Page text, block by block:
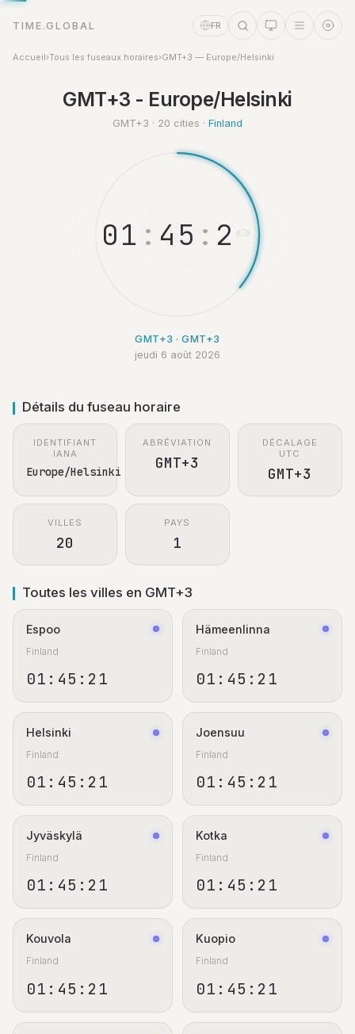
TIME.GLOBAL FR
Accueil›Tous les fuseaux horaires›GMT+3 — Europe/Helsinki
GMT+3 - Europe/Helsinki
GMT+3 · 20 cities · Finland
01 : 45 : 2
GMT+3 · GMT+3
jeudi 6 août 2026
Détails du fuseau horaire
IDENTIFIANT
IANA
Europe/Helsinki
ABRÉVIATION
GMT+3
DÉCALAGE
UTC
GMT+3
VILLES
20
PAYS
1
Toutes les villes en GMT+3
Espoo
Finland
01:45:21
Hämeenlinna
Finland
01:45:21
Helsinki
Finland
01:45:21
Joensuu
Finland
01:45:21
Jyväskylä
Finland
01:45:21
Kotka
Finland
01:45:21
Kouvola
Finland
01:45:21
Kuopio
Finland
01:45:21
Assistant Temps